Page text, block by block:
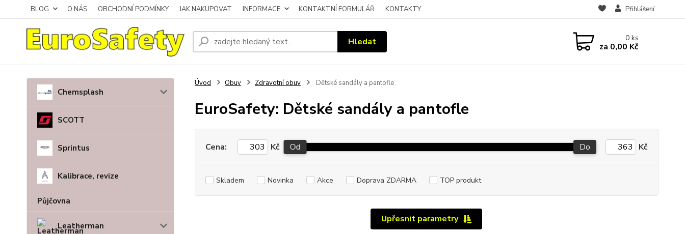
BLOG O NÁS OBCHODNÍ PODMÍNKY JAK NAKUPOVAT INFORMACE KONTAKTNÍ FORMULÁŘ KONTAKTY Přihlášení
Hledat 0ks
za 0,00 Kč
Chemsplash
SCOTT
Sprintus
Kalibrace, revize
Půjčovna
Leatherman
Úvod Obuv Zdravotní obuv Dětské sandály a pantofle
EuroSafety: Dětské sandály a pantofle
Upřesnit parametry
Cena: Kč Od Do Kč
Skladem Novinka Akce Doprava ZDARMA TOP produkt